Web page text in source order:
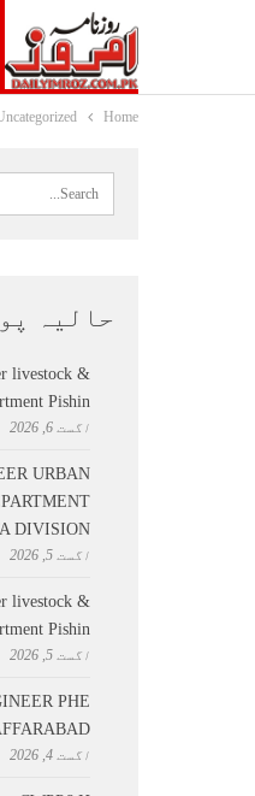
Home
حالیہ
livestock &
Pishin
اگست 6, 2026
URBAN
DIVISION
اگست 5, 2026
livestock &
Pishin
اگست 5, 2026
PHE
اگست 4, 2026